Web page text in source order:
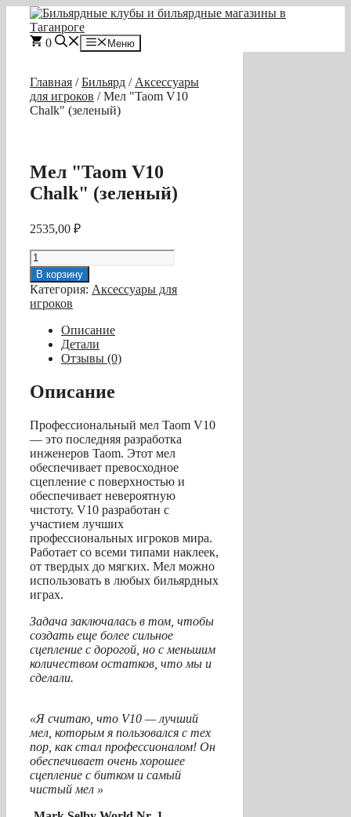
Перейти
содержимому
0 Меню
Главная /Бильярд / Аксессуары
для игроков / Мел "Taom V10
Chalk" (зеленый)
Мел "Taom V10
Chalk" (зеленый)
2535,00 ₽
Количество
товара
Мел
"Taom
V10
Chalk"
(зеленый)
В корзину
Категория: Аксессуары для
игроков
Описание
Детали
Отзывы (0)
Описание
Профессиональный мел Taom V10
— это последняя разработка
инженеров Taom. Этот мел
обеспечивает превосходное
сцепление с поверхностью и
обеспечивает невероятную
чистоту. V10 разработан с
участием лучших
профессиональных игроков мира.
Работает со всеми типами наклеек,
от твердых до мягких. Мел можно
использовать в любых бильярдных
играх.
Задача заключалась в том, чтобы
создать еще более сильное
сцепление с дорогой, но с меньшим
количеством остатков, что мы и
сделали.
«Я считаю, что V10 — лучший
мел, которым я пользовался с тех
пор, как стал профессионалом! Он
обеспечивает очень хорошее
сцепление с битком и самый
чистый мел »